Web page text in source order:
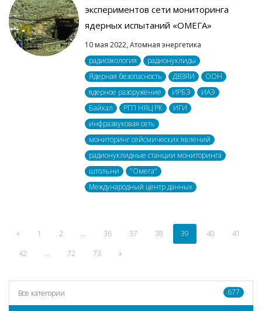
экспериментов сети мониторинга
ядерных испытаний «ОМЕГА»
10 мая 2022, Атомная энергетика
радиоэкология
радионуклиды
Ядерная безопасность
ДВЗЯИ
ООН
ядерное разоружение
ИРБЭ
ИАЭ
Байкал
РГП НЯЦ РК
ИГИ
инфразвуковая сеть
мониторинг сейсмических явлений
радионуклидные станции мониторинга
штольни
"Омега"
Международный центр данных
« 1 2 ... 36 37 38 39 40
41
42
... 72 73 »
Все категории 677